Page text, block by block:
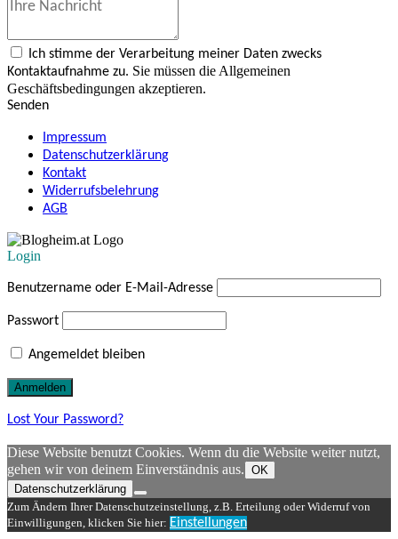
Ich stimme der Verarbeitung meiner Daten zwecks
Kontaktaufnahme zu. Sie müssen die Allgemeinen
Geschäftsbedingungen akzeptieren.
Senden
Impressum
Datenschutzerklärung
Kontakt
Widerrufsbelehrung
AGB
Login
Benutzername oder E-Mail-Adresse
Passwort
Angemeldet bleiben
Lost Your Password?
Diese Website benutzt Cookies. Wenn du die Website weiter nutzt,
gehen wir von deinem Einverständnis aus. OK
Datenschutzerklärung
Zum Ändern Ihrer Datenschutzeinstellung, z.B. Erteilung oder Widerruf von
Einwilligungen, klicken Sie hier: Einstellungen